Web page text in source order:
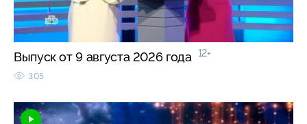
Выпуск от 9 августа 2026 года 12+
305